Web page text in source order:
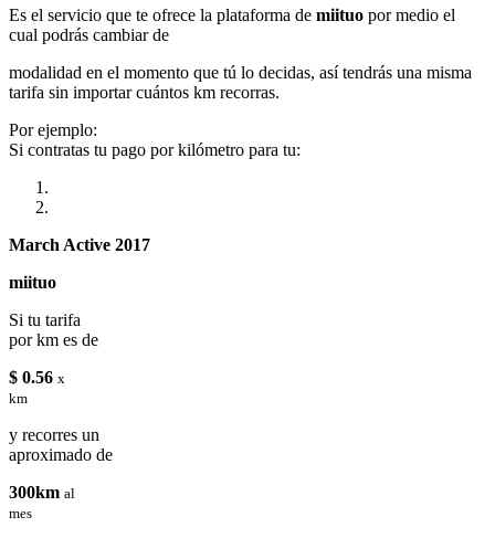
Es el servicio que te ofrece la plataforma de miituo por medio el
cual podrás cambiar de
modalidad en el momento que tú lo decidas, así tendrás una misma
tarifa sin importar cuántos km recorras.
Por ejemplo:
Si contratas tu pago por kilómetro para tu:
March Active 2017
miituo
Si tu tarifa
por km es de
$ 0.56 x
km
y recorres un
aproximado de
300km al
mes